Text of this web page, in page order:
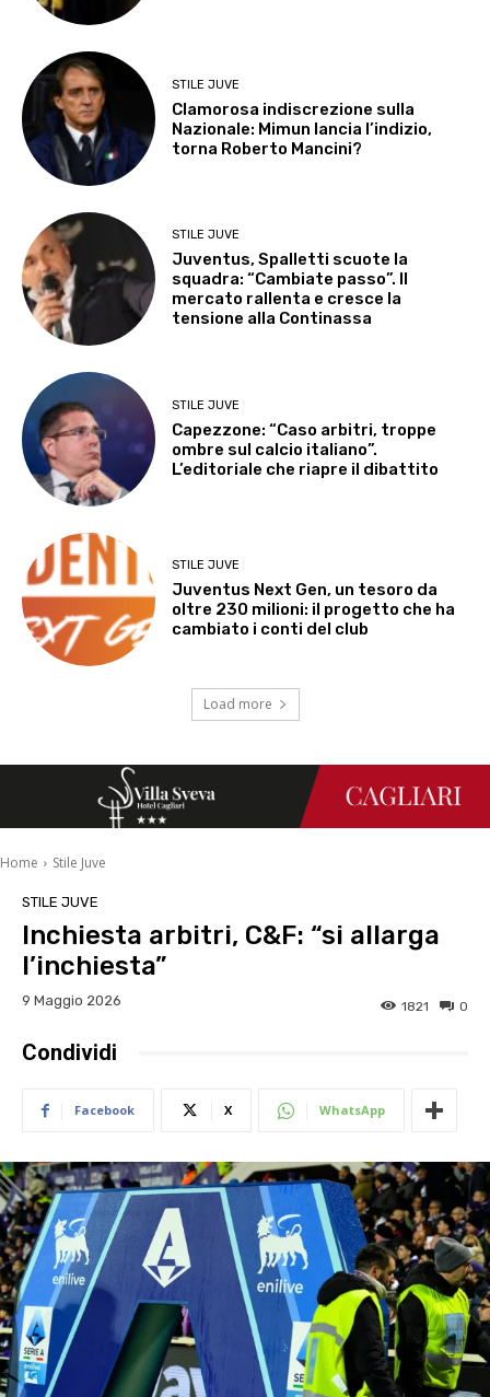
STILE JUVE
Clamorosa indiscrezione sulla
Nazionale: Mimun lancia l’indizio,
torna Roberto Mancini?
STILE JUVE
Juventus, Spalletti scuote la
squadra: “Cambiate passo”. Il
mercato rallenta e cresce la
tensione alla Continassa
STILE JUVE
Capezzone: “Caso arbitri, troppe
ombre sul calcio italiano”.
L’editoriale che riapre il dibattito
STILE JUVE
Juventus Next Gen, un tesoro da
oltre 230 milioni: il progetto che ha
cambiato i conti del club
Load more